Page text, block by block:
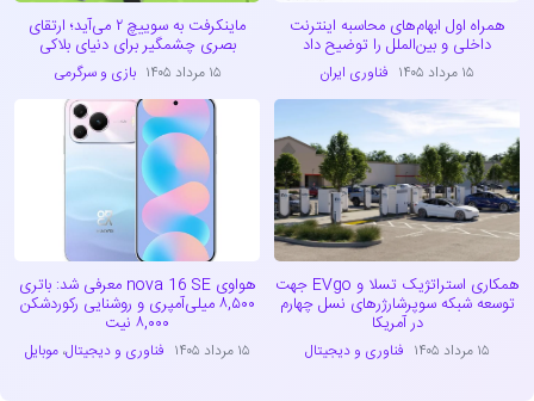
همراه اول ابهام‌های محاسبه اینترنت
داخلی و بین‌الملل را توضیح داد
۱۵ مرداد ۱۴۰۵ فناوری ایران
ماینکرفت به سوییچ ۲ می‌آید؛ ارتقای
بصری چشمگیر برای دنیای بلاکی
۱۵ مرداد ۱۴۰۵ بازی و سرگرمی
همکاری استراتژیک تسلا و EVgo جهت
توسعه شبکه سوپرشارژرهای نسل چهارم
در آمریکا
۱۵ مرداد ۱۴۰۵ فناوری و دیجیتال
هواوی nova 16 SE معرفی شد: باتری
۸,۵۰۰ میلی‌آمپری و روشنایی رکوردشکن
۸,۰۰۰ نیت
۱۵ مرداد ۱۴۰۵ فناوری و دیجیتال،موبایل